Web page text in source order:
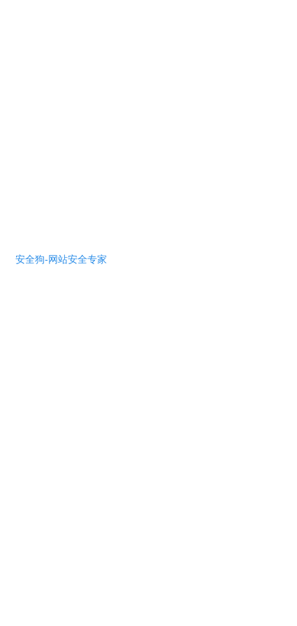
安全狗-网站安全专家